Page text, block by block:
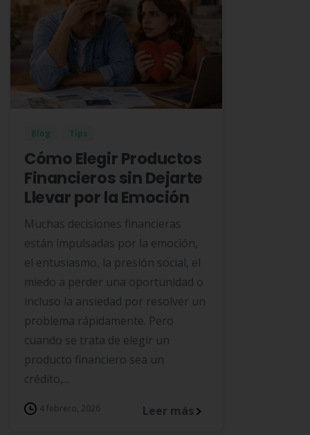
Blog Tips
Cómo Elegir Productos
Financieros sin Dejarte
Llevar por la Emoción
Muchas decisiones financieras
están impulsadas por la emoción,
el entusiasmo, la presión social, el
miedo a perder una oportunidad o
incluso la ansiedad por resolver un
problema rápidamente. Pero
cuando se trata de elegir un
producto financiero sea un
crédito,...
4 febrero, 2026 Leer más